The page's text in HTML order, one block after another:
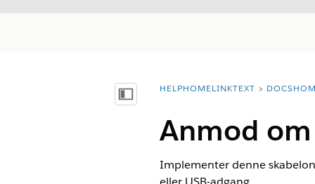
Vis indholdsfortegnelse
breadcrumbDescription
HELPHOMELINKTEXT
Anmod
Implementer denne